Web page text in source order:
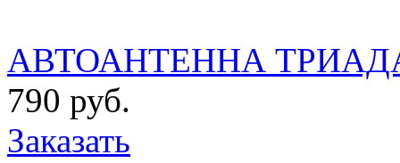
АВТОАНТЕННА
790 руб.
Заказать